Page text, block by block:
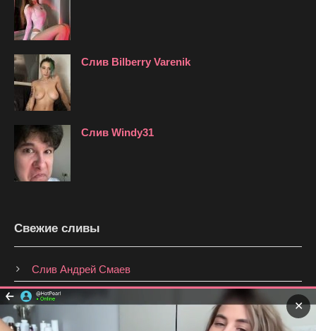
Слив Bilberry Varenik
Слив Windy31
Свежие сливы
Слив Андрей Смаев
Слив Анастасия Брагина
Слив Shmakovajojo
✕